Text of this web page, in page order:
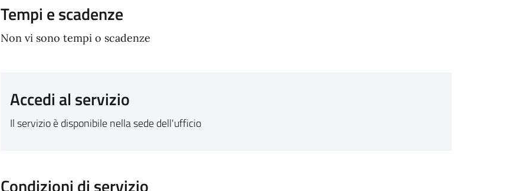
Tempi e scadenze
Non vi sono tempi o scadenze
Accedi al servizio
Il servizio è disponibile nella sede dell'ufficio